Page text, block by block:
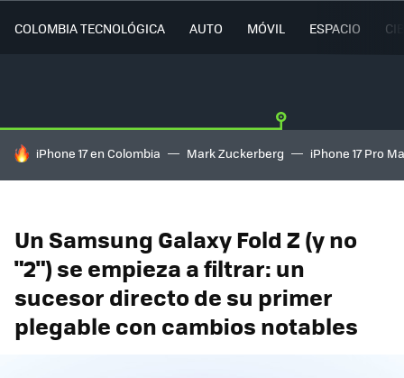
COLOMBIA TECNOLÓGICA AUTO MÓVIL ESPACIO
HOY SE HABLA DE
iPhone 17 en Colombia Mark Zuckerberg iPhone 17 Pro
Un Samsung Galaxy Fold Z (y no
"2") se empieza a filtrar: un
sucesor directo de su primer
plegable con cambios notables